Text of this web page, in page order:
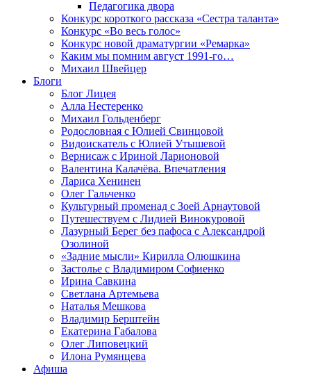
Педагогика двора
Конкурс короткого рассказа «Сестра таланта»
Конкурс «Во весь голос»
Конкурс новой драматургии «Ремарка»
Каким мы помним август 1991-го…
Михаил Швейцер
Блоги
Блог Лицея
Алла Нестеренко
Михаил Гольденберг
Родословная с Юлией Свинцовой
Видоискатель с Юлией Утышевой
Вернисаж с Ириной Ларионовой
Валентина Калачёва. Впечатления
Лариса Хенинен
Олег Гальченко
Культурный променад с Зоей Арнаутовой
Путешествуем с Лидией Винокуровой
Лазурный Берег без пафоса с Александрой
Озолиной
«Задние мысли» Кирилла Олюшкина
Застолье с Владимиром Софиенко
Ирина Савкина
Светлана Артемьева
Наталья Мешкова
Владимир Берштейн
Екатерина Габалова
Олег Липовецкий
Илона Румянцева
Афиша